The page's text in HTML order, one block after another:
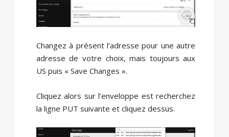
Changez à présent l’adresse pour une autre
adresse de votre choix, mais toujours aux
US puis « Save Changes ».
Cliquez alors sur l’enveloppe est recherchez
la ligne PUT suivante et cliquez dessus.